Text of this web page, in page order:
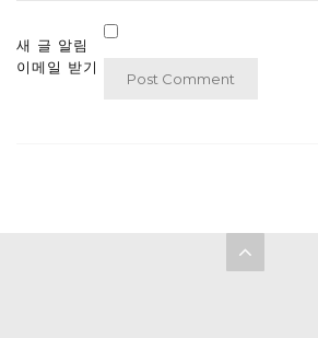
새 글 알림
이메일 받기